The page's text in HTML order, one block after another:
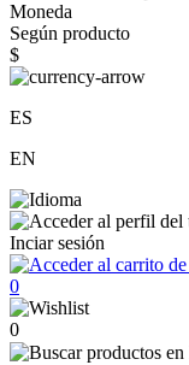
Moneda
Según producto
$
ES
EN
Inciar sesión
0
0